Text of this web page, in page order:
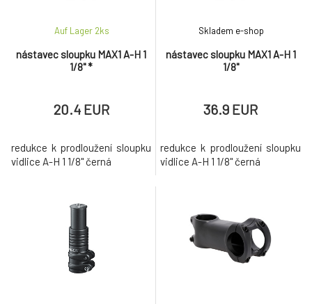
černý
27 EUR
nástavec sloupku MAX1 A-H 1
1/8" *
Auf Lager 2ks
20.4 EUR
redukce k prodloužení sloupku
vidlice A-H 1 1/8" černá
nástavec sloupku MAX1 A-H 1
1/8"
Skladem e-shop
36.9 EUR
redukce k prodloužení sloupku
vidlice A-H 1 1/8" černá